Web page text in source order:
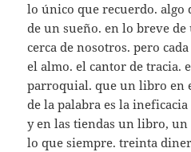
lo único que recuerdo. algo
de un sueño. en lo breve de
cerca de nosotros. pero
el almo. el cantor de tracia.
parroquial. que un libro en
de la palabra es la
y en las tiendas un libro,
lo que siempre. treinta